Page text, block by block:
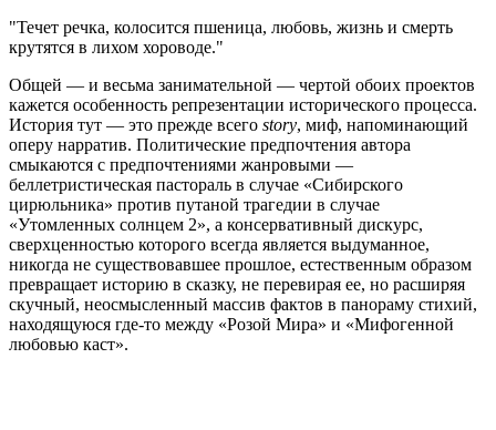
Течет речка, колосится пшеница, любовь, жизнь и смерть
крутятся в лихом хороводе.
Общей — и весьма занимательной — чертой обоих проектов
кажется особенность репрезентации исторического процесса.
История тут — это прежде всего story, миф, напоминающий
оперу нарратив. Политические предпочтения автора
смыкаются с предпочтениями жанровыми —
беллетристическая пастораль в случае «Сибирского
цирюльника» против путаной трагедии в случае
«Утомленных солнцем 2», а консервативный дискурс,
сверхценностью которого всегда является выдуманное,
никогда не существовавшее прошлое, естественным образом
превращает историю в сказку, не перевирая ее, но расширяя
скучный, неосмысленный массив фактов в панораму стихий,
находящуюся где-то между «Розой Мира» и «Мифогенной
любовью каст».